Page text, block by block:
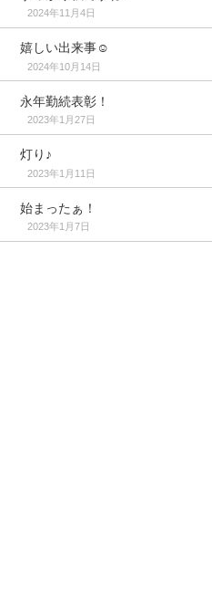
2024年11月4日
嬉しい出来事☺️
2024年10月14日
永年勤続表彰！
2023年1月27日
灯り♪
2023年1月11日
始まったぁ！
2023年1月7日